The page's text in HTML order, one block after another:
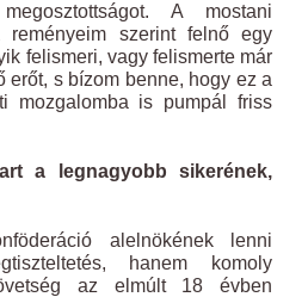
A mostani
reményeim szerint felnő egy
felismeri, vagy felismerte már
erőt, s bízom benne, hogy ez a
mozgalomba is pumpál friss
a legnagyobb sikerének,
alelnökének lenni
hanem komoly
az elmúlt 18 évben